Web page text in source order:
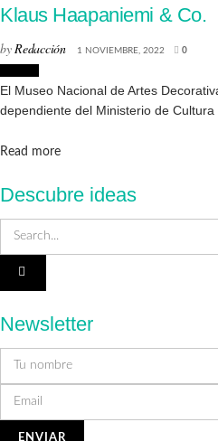
Klaus Haapaniemi & Co.
by Redacción 1 NOVIEMBRE, 2022 0
El Museo Nacional de Artes
dependiente del Ministerio de Cultura
Read moreDetails
Descubre ideas
Newsletter